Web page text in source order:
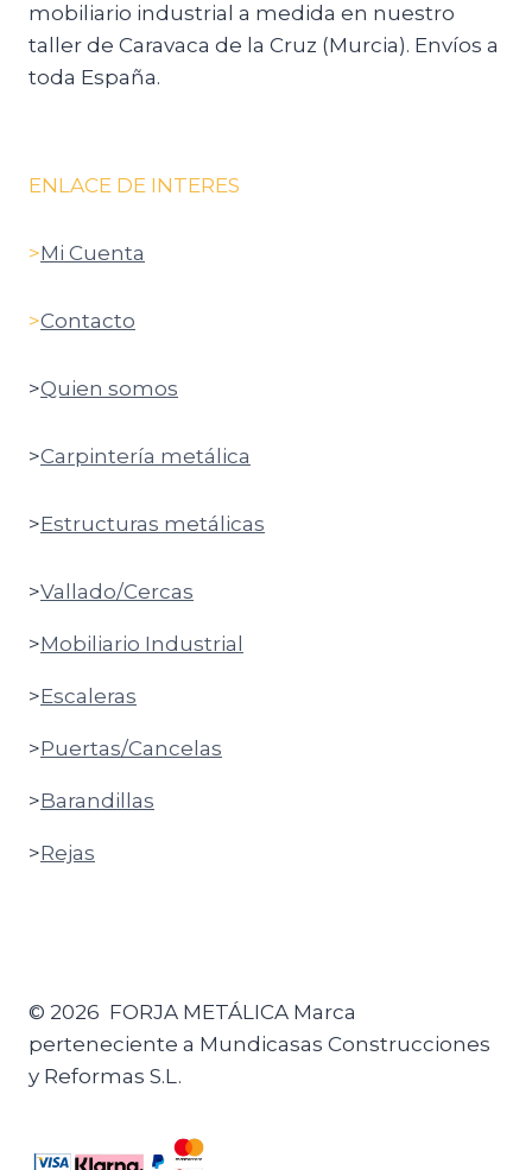
mobiliario industrial a medida en nuestro
taller de Caravaca de la Cruz (Murcia). Envíos a
toda España.
ENLACE DE INTERES
>Mi Cuenta
>Contacto
>Quien somos
>Carpintería metálica
>Estructuras metálicas
>Vallado/Cercas
>Mobiliario Industrial
>Escaleras
>Puertas/Cancelas
>Barandillas
>Rejas
© 2026 FORJA METÁLICA Marca
perteneciente a Mundicasas Construcciones
y Reformas S.L.